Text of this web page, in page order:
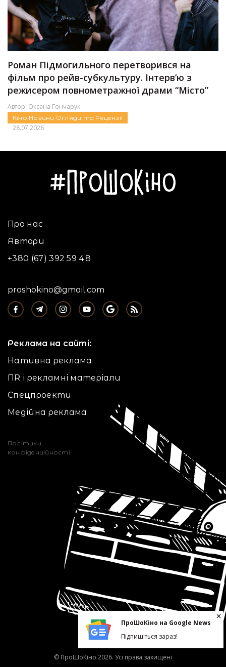
Роман Підмогильного перетворився на
фільм про рейв-субкультуру. Інтервʼю з
режисером повнометражної драми “Місто”
Автор: Оксана Гончарук
Кіно Новини Огляди та Рецензії
28.07.2026
Про нас
Автори
+380 (67) 392 59 48
proshokino@gmail.com
Реклама на сайті:
Нативна реклама
ПR і рекламні матеріали
Спецпроекти
Медійна реклама
Політики
конфіденційності
© ПроШоКіно 2026. Усі права захищені
ПроШоКіно на Google News
Підпишіться зараз!